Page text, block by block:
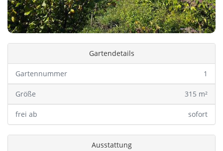
Gartendetails
Gartennummer 1
Größe 315 m²
frei ab sofort
Ausstattung